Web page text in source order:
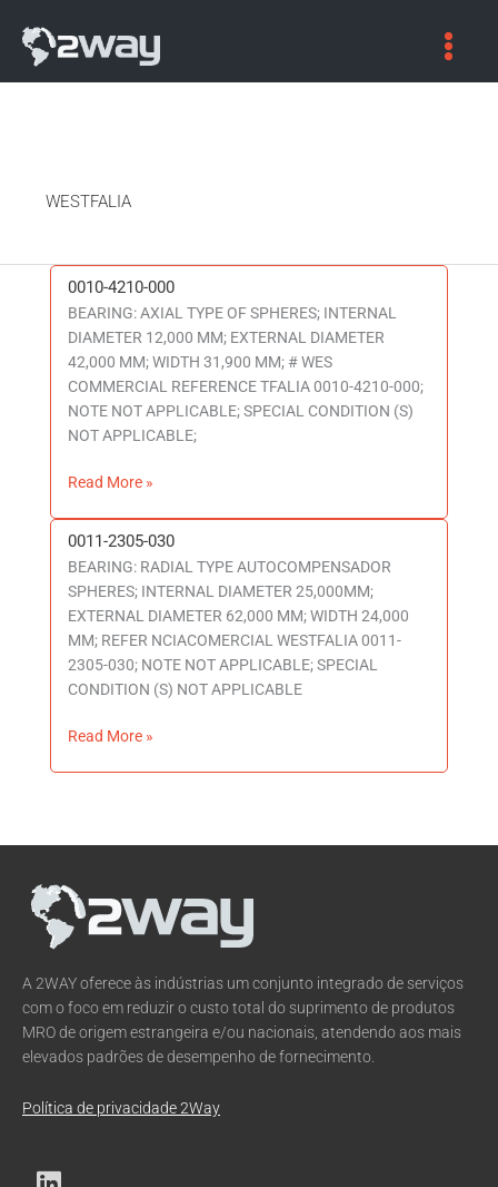
WESTFALIA
0010-4210-000
BEARING: AXIAL TYPE OF SPHERES; INTERNAL
DIAMETER 12,000 MM; EXTERNAL DIAMETER
42,000 MM; WIDTH 31,900 MM; # WES
COMMERCIAL REFERENCE TFALIA 0010-4210-000;
NOTE NOT APPLICABLE; SPECIAL CONDITION (S)
NOT APPLICABLE;
0010-
4210-
000
Read More »
0011-2305-030
BEARING: RADIAL TYPE AUTOCOMPENSADOR
SPHERES; INTERNAL DIAMETER 25,000MM;
EXTERNAL DIAMETER 62,000 MM; WIDTH 24,000
MM; REFER NCIACOMERCIAL WESTFALIA 0011-
2305-030; NOTE NOT APPLICABLE; SPECIAL
CONDITION (S) NOT APPLICABLE
0011-
2305-
030
Read More »
A 2WAY oferece às indústrias um conjunto integrado de serviços
com o foco em reduzir o custo total do suprimento de produtos
MRO de origem estrangeira e/ou nacionais, atendendo aos mais
elevados padrões de desempenho de fornecimento.
Política de privacidade 2Way